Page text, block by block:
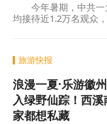
今年暑期，中共一
均接待近1.2万名观众
旅游快报
浪漫一夏·乐游徽
入绿野仙踪！西
家都想私藏